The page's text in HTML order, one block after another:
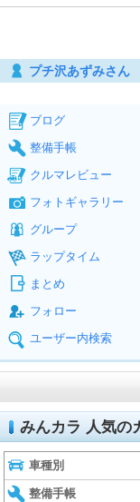
プチ沢あずみさん
ブログ
整備手帳
クルマレビュー
フォトギャラリー
グループ
ラップタイム
まとめ
フォロー
ユーザー内検索
みんカラ 人気の
車種別
整備手帳